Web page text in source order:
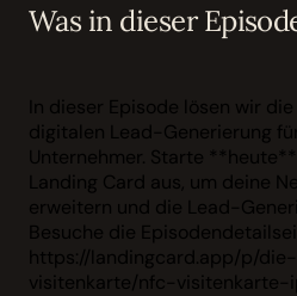
Was in dieser
In dieser Episode lösen wir
digitalen Lead-Generierung
Unternehmer. Starte
Landing Card aus, um deine
erweitern und die Lead-
Besuche die
https://landingcard.app/p/
visitenkarte/nfc-visitenkarte-